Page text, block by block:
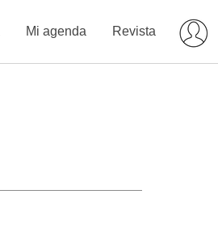
Mi agenda Revista